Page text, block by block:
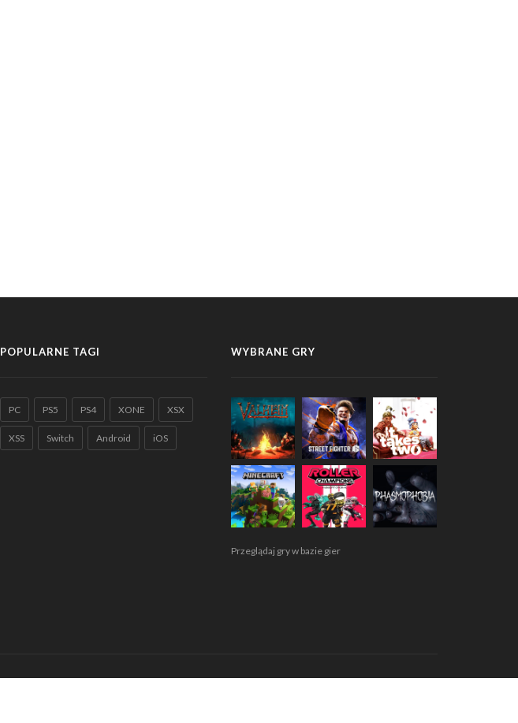
POPULARNE TAGI
PC PS5 PS4 XONE XSX
XSS Switch Android iOS
WYBRANE GRY
Przeglądaj gry w bazie gier